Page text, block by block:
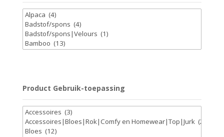
Product Gebruik-toepassing